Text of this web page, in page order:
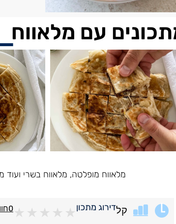
עם מלאווח
מלאווח מופלטה, מלאווח בשרי
קלדירוג מתכון★
★
★
★
★
0